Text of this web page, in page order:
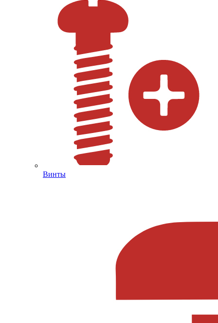
Винты